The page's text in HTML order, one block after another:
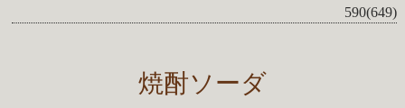
590(649)
焼酎ソーダ